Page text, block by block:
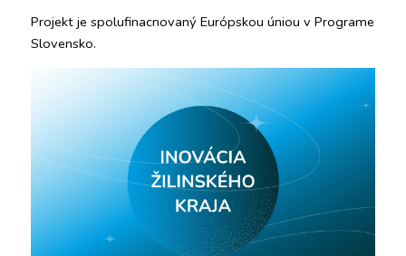
Projekt je spolufinacnovaný Európskou úniou v Programe
Slovensko.